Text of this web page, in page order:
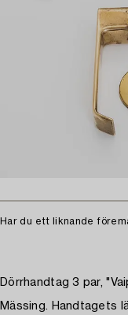
Har du ett liknande
Dörrhandtag 3 par,
Mässing. Handtagets